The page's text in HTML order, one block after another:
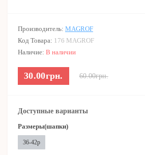
Производитель: MAGROF
Код Товара: 176 MAGROF
Наличие: В наличии
30.00грн. 60.00грн.
Доступные варианты
Размеры(шапки)
36-42р